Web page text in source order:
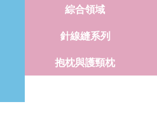
綜合領域
針線縫系列
抱枕與護頸枕